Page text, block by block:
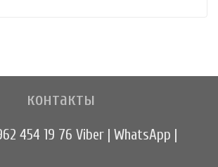
контакты
454 19 76 Viber | WhatsApp |